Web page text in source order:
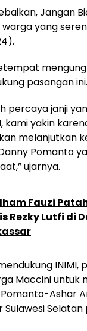
Jangan
warga yang
pasangan ini.
percaya janji
kami yakin
melanjutkan
Pomanto
ujarnya.
Fauzi
Rezky Lutfi di
INIMI,
Maccini untuk
Ashar
Selatan